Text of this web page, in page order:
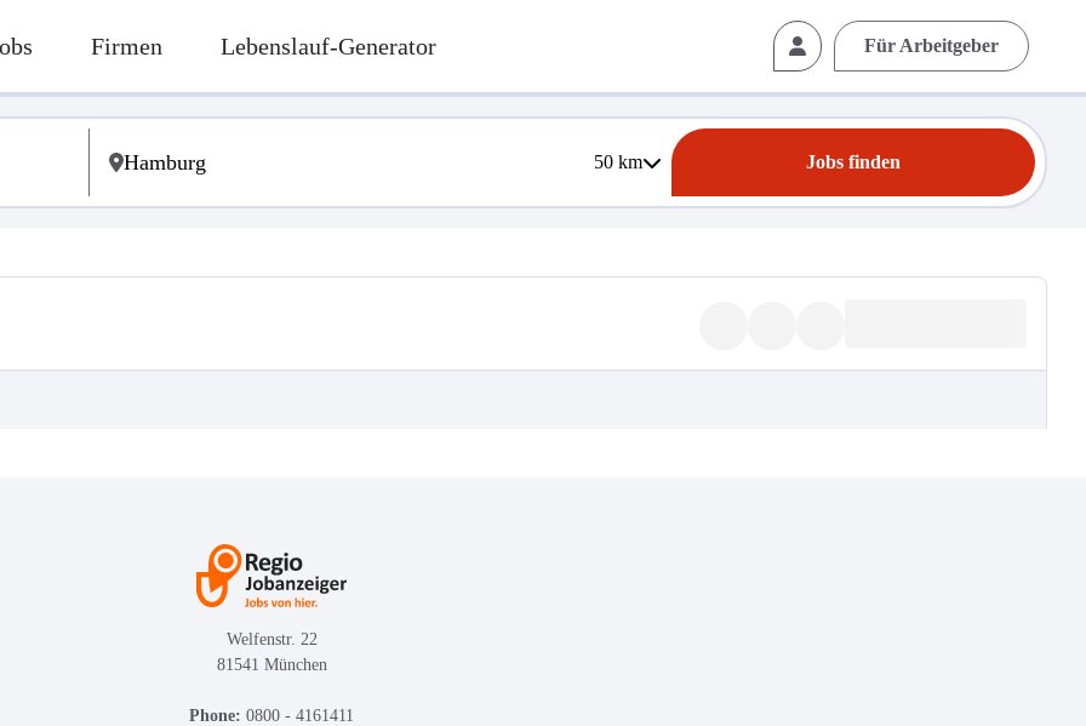
Firmen Lebenslauf-Generator Für Arbeitgeber
50km Jobs finden
Welfenstr. 22
81541 München
Phone: 0800 - 4161411